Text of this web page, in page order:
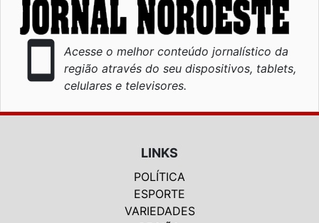
smartphone
Acesse o melhor conteúdo jornalístico da
região através do seu dispositivos, tablets,
celulares e televisores.
LINKS
POLÍTICA
ESPORTE
VARIEDADES